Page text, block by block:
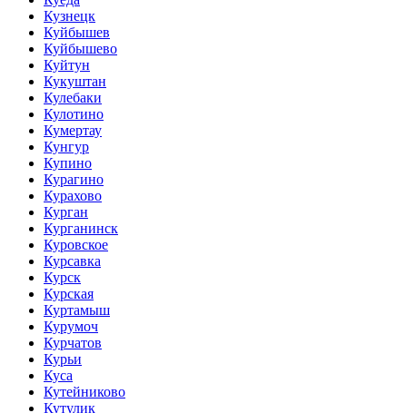
Кузнецк
Куйбышев
Куйбышево
Куйтун
Кукуштан
Кулебаки
Кулотино
Кумертау
Кунгур
Купино
Курагино
Курахово
Курган
Курганинск
Куровское
Курсавка
Курск
Курская
Куртамыш
Курумоч
Курчатов
Курьи
Куса
Кутейниково
Кутулик